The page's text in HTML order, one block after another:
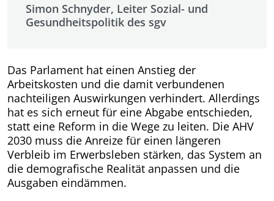
Simon Schnyder, Leiter Sozial- und
Gesundheitspolitik des sgv
Das Parlament hat einen Anstieg der
Arbeitskosten und die damit verbundenen
nachteiligen Auswirkungen verhindert. Allerdings
hat es sich erneut für eine Abgabe entschieden,
statt eine Reform in die Wege zu leiten. Die AHV
2030 muss die Anreize für einen längeren
Verbleib im Erwerbsleben stärken, das System an
die demografische Realität anpassen und die
Ausgaben eindämmen.